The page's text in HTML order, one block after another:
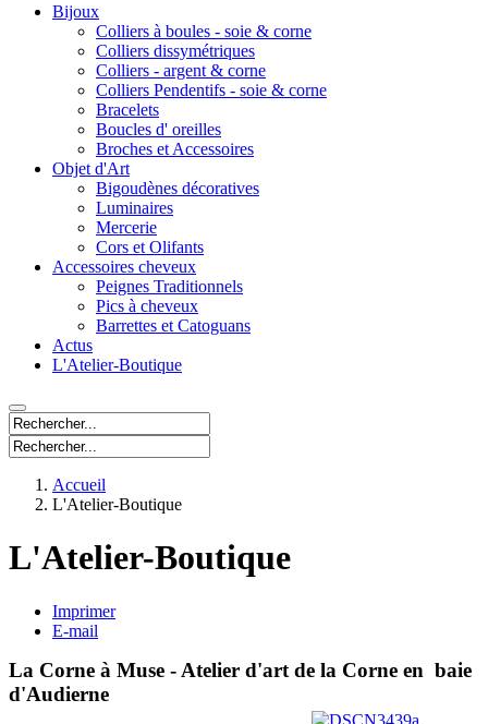
Bijoux
Colliers à boules - soie & corne
Colliers dissymétriques
Colliers - argent & corne
Colliers Pendentifs - soie & corne
Bracelets
Boucles d' oreilles
Broches et Accessoires
Objet d'Art
Bigoudènes décoratives
Luminaires
Mercerie
Cors et Olifants
Accessoires cheveux
Peignes Traditionnels
Pics à cheveux
Barrettes et Catoguans
Actus
L'Atelier-Boutique
Accueil
L'Atelier-Boutique
L'Atelier-Boutique
Imprimer
E-mail
La Corne à Muse - Atelier d'art de la Corne en baie
d'Audierne